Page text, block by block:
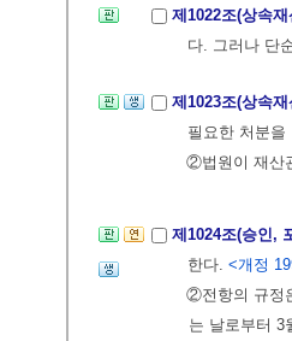
제1022조(상속
다. 그러나 단
제1023조(상속
필요한 처분
②법원이 재산
제1024조(승인,
한다. <개정
②전항의 규정
는 날로부터 3